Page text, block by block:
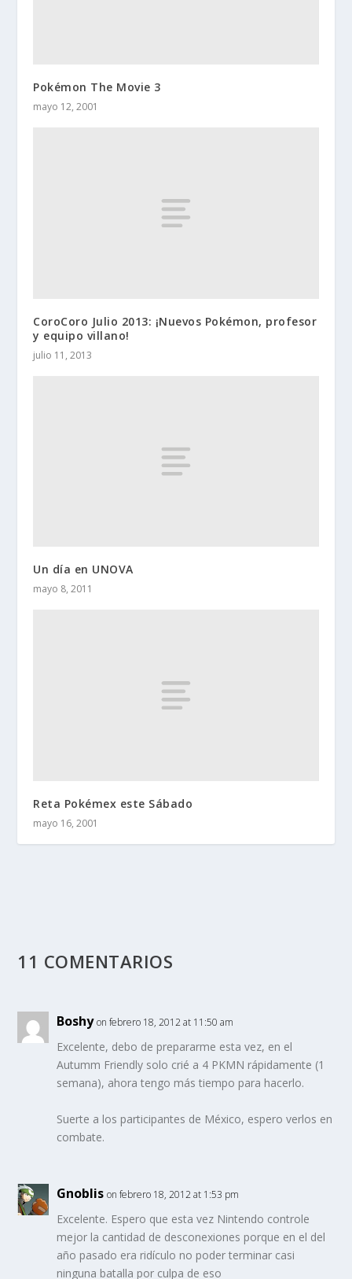
Pokémon The Movie 3
mayo 12, 2001
CoroCoro Julio 2013: ¡Nuevos Pokémon, profesor
y equipo villano!
julio 11, 2013
Un día en UNOVA
mayo 8, 2011
Reta Pokémex este Sábado
mayo 16, 2001
11 COMENTARIOS
Boshy on febrero 18, 2012 at 11:50 am
Excelente, debo de prepararme esta vez, en el
Autumm Friendly solo crié a 4 PKMN rápidamente (1
semana), ahora tengo más tiempo para hacerlo.
Suerte a los participantes de México, espero verlos en
combate.
Gnoblis on febrero 18, 2012 at 1:53 pm
Excelente. Espero que esta vez Nintendo controle
mejor la cantidad de desconexiones porque en el del
año pasado era ridículo no poder terminar casi
ninguna batalla por culpa de eso